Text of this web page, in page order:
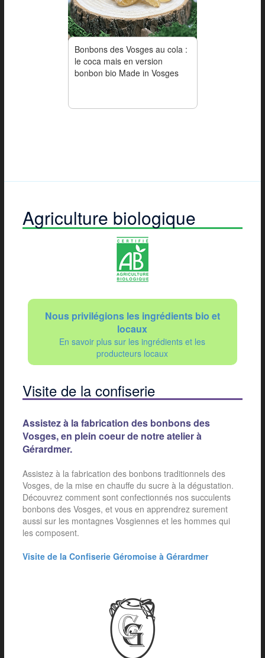
Bonbons des Vosges au cola :
le coca mais en version
bonbon bio Made in Vosges
Agriculture biologique
Nous privilégions les ingrédients bio et
locaux
En savoir plus sur les ingrédients et les
producteurs locaux
Visite de la confiserie
Assistez à la fabrication des bonbons des
Vosges, en plein coeur de notre atelier à
Gérardmer.
Assistez à la fabrication des bonbons traditionnels des
Vosges, de la mise en chauffe du sucre à la dégustation.
Découvrez comment sont confectionnés nos succulents
bonbons des Vosges, et vous en apprendrez surement
aussi sur les montagnes Vosgiennes et les hommes qui
les composent.
Visite de la Confiserie Géromoise à Gérardmer